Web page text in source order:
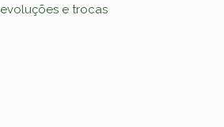
e trocas